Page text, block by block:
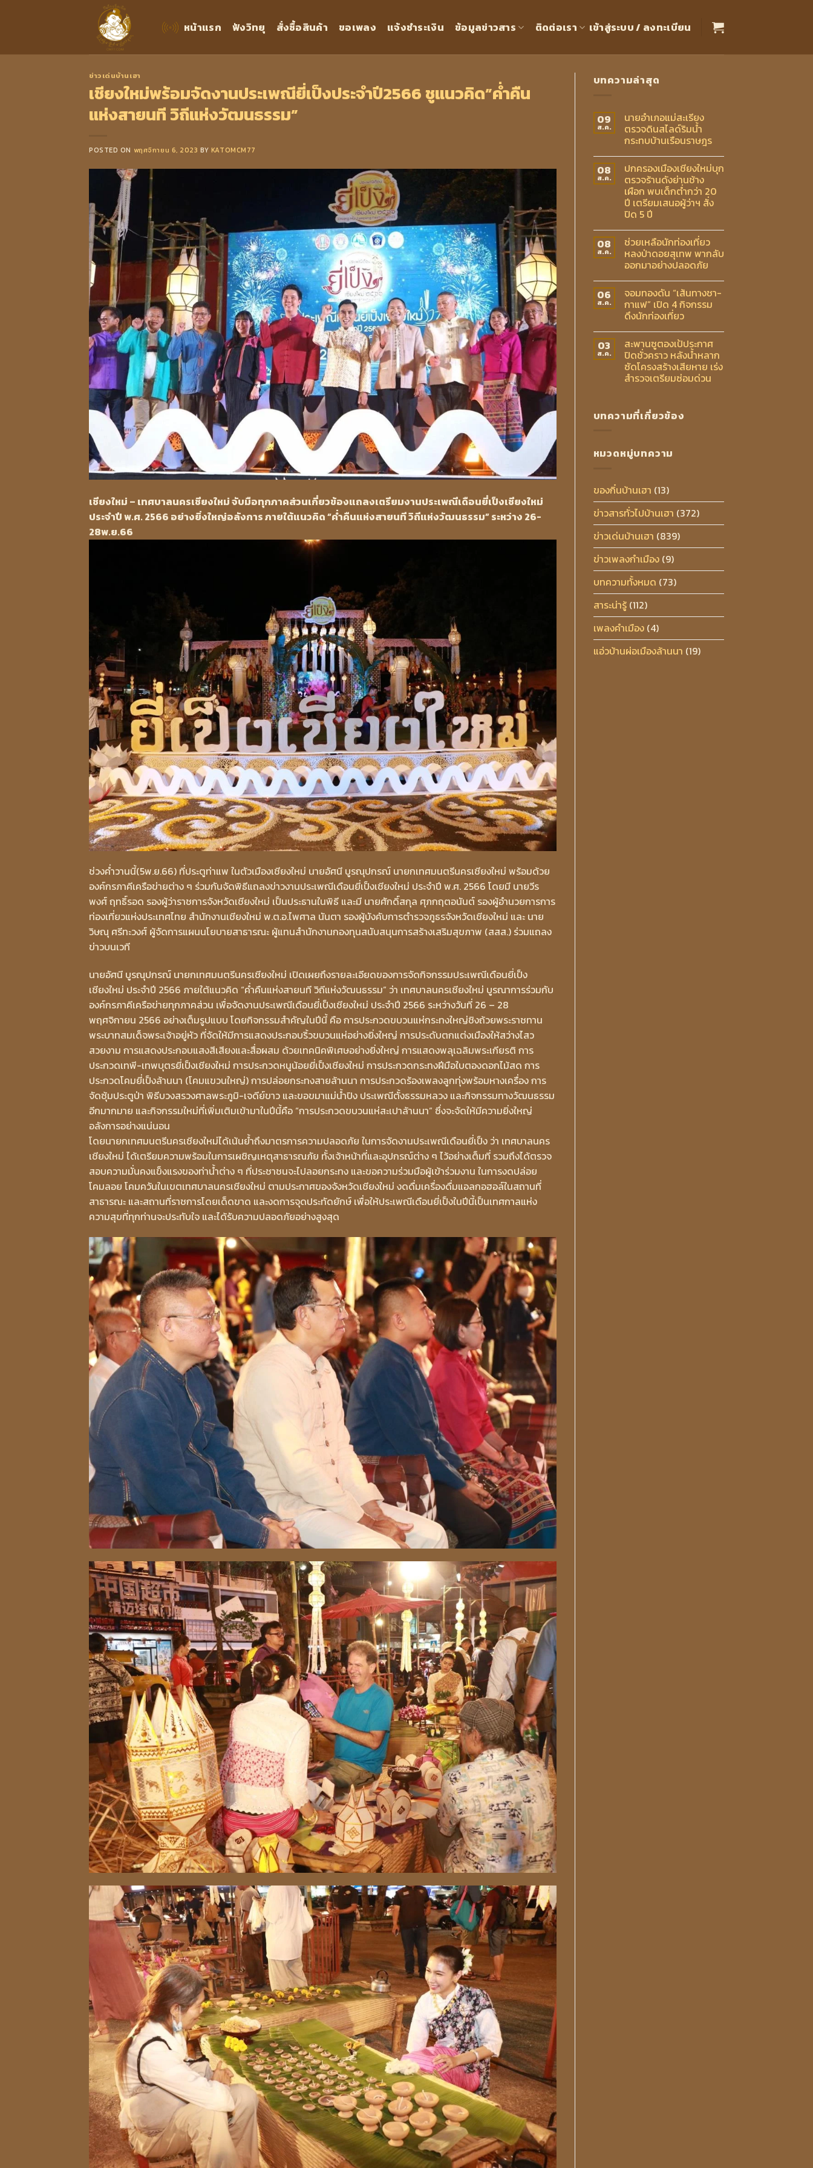
หน้าแรก ฟังวิทยุ สั่งซื้อสินค้า ขอเพลง แจ้งชำระเงิน ข้อมูลข่าวสาร ติดต่อเรา เข้าสู่ระบบ / ลงทะเบียน
ข่าวเด่นบ้านเฮา
เชียงใหม่พร้อมจัดงานประเพณียี่เป็งประจำปี2566 ชูแนวคิด”ค่ำคืน
แห่งสายนที วิถีแห่งวัฒนธรรม”
POSTED ON พฤศจิกายน 6, 2023 BY KATOMCM77
เชียงใหม่ – เทศบาลนครเชียงใหม่ จับมือทุกภาคส่วนเกี่ยวข้องแถลงเตรียมงานประเพณีเดือนยี่เป็งเชียงใหม่
ประจําปี พ.ศ. 2566 อย่างยิ่งใหญ่อลังการ ภายใต้แนวคิด “ค่ำคืนแห่งสายนที วิถีแห่งวัฒนธรรม” ระหว่าง 26-
28พ.ย.66
ช่วงค่ำวานนี้(5พ.ย.66) ที่ประตูท่าแพ ในตัวเมืองเชียงใหม่ นายอัศนี บูรณุปกรณ์ นายกเทศมนตรีนครเชียงใหม่ พร้อมด้วย
องค์กรภาคีเครือข่ายต่าง ๆ ร่วมกันจัดพิธีแถลงข่าวงานประเพณีเดือนยี่เป็งเชียงใหม่ ประจําปี พ.ศ. 2566 โดยมี นายวีร
พงศ์ ฤทธิ์รอด รองผู้ว่าราชการจังหวัดเชียงใหม่ เป็นประธานในพิธี และมี นายศักดิ์สกุล ศุภกฤตอนันต์ รองผู้อำนวยการการ
ท่องเที่ยวแห่งประเทศไทย สำนักงานเชียงใหม่ พ.ต.อ.ไพศาล นันตา รองผู้บังคับการตำรวจภูธรจังหวัดเชียงใหม่ และ นาย
วิษณุ ศรีทะวงศ์ ผู้จัดการแผนนโยบายสาธารณะ ผู้แทนสำนักงานกองทุนสนับสนุนการสร้างเสริมสุขภาพ (สสส.) ร่วมแถลง
ข่าวบนเวที
นายอัศนี บูรณุปกรณ์ นายกเทศมนตรีนครเชียงใหม่ เปิดเผยถึงรายละเอียดของการจัดกิจกรรมประเพณีเดือนยี่เป็ง
เชียงใหม่ ประจําปี 2566 ภายใต้แนวคิด “ค่ำคืนแห่งสายนที วิถีแห่งวัฒนธรรม” ว่า เทศบาลนครเชียงใหม่ บูรณาการร่วมกับ
องค์กรภาคีเครือข่ายทุกภาคส่วน เพื่อจัดงานประเพณีเดือนยี่เป็งเชียงใหม่ ประจําปี 2566 ระหว่างวันที่ 26 – 28
พฤศจิกายน 2566 อย่างเต็มรูปแบบ โดยกิจกรรมสำคัญในปีนี้ คือ การประกวดขบวนแห่กระทงใหญ่ชิงถ้วยพระราชทาน
พระบาทสมเด็จพระเจ้าอยู่หัว ที่จัดให้มีการแสดงประกอบริ้วขบวนแห่อย่างยิ่งใหญ่ การประดับตกแต่งเมืองให้สว่างไสว
สวยงาม การแสดงประกอบแสงสีเสียงและสื่อผสม ด้วยเทคนิคพิเศษอย่างยิ่งใหญ่ การแสดงพลุเฉลิมพระเกียรติ การ
ประกวดเทพี-เทพบุตรยี่เป็งเชียงใหม่ การประกวดหนูน้อยยี่เป็งเชียงใหม่ การประกวดกระทงฝีมือใบตองดอกไม้สด การ
ประกวดโคมยี่เป็งล้านนา (โคมแขวนใหญ่) การปล่อยกระทงสายล้านนา การประกวดร้องเพลงลูกทุ่งพร้อมหางเครื่อง การ
จัดซุ้มประตูป่า พิธีบวงสรวงศาลพระภูมิ-เจดีย์ขาว และขอขมาแม่น้ำปิง ประเพณีตั้งธรรมหลวง และกิจกรรมทางวัฒนธรรม
อีกมากมาย และกิจกรรมใหม่ที่เพิ่มเติมเข้ามาในปีนี้คือ “การประกวดขบวนแห่สะเปาล้านนา” ซึ่งจะจัดให้มีความยิ่งใหญ่
อลังการอย่างแน่นอน
โดยนายกเทศมนตรีนครเชียงใหม่ได้เน้นย้ำถึงมาตรการความปลอดภัย ในการจัดงานประเพณีเดือนยี่เป็ง ว่า เทศบาลนคร
เชียงใหม่ ได้เตรียมความพร้อมในการเผชิญเหตุสาธารณภัย ทั้งเจ้าหน้าที่และอุปกรณ์ต่าง ๆ ไว้อย่างเต็มที่ รวมถึงได้ตรวจ
สอบความมั่นคงแข็งแรงของท่าน้ำต่าง ๆ ที่ประชาชนจะไปลอยกระทง และขอความร่วมมือผู้เข้าร่วมงาน ในการงดปล่อย
โคมลอย โคมควันในเขตเทศบาลนครเชียงใหม่ ตามประกาศของจังหวัดเชียงใหม่ งดดื่มเครื่องดื่มแอลกอฮอล์ในสถานที่
สาธารณะ และสถานที่ราชการโดยเด็ดขาด และงดการจุดประทัดยักษ์ เพื่อให้ประเพณีเดือนยี่เป็งในปีนี้เป็นเทศกาลแห่ง
ความสุขที่ทุกท่านจะประทับใจ และได้รับความปลอดภัยอย่างสูงสุด
บทความล่าสุด
09
ส.ค.
นายอำเภอแม่สะเรียง
ตรวจดินสไลด์ริมน้ำ
กระทบบ้านเรือนราษฎร
08
ส.ค.
ปกครองเมืองเชียงใหม่บุก
ตรวจร้านดังย่านช้าง
เผือก พบเด็กต่ำกว่า 20
ปี เตรียมเสนอผู้ว่าฯ สั่ง
ปิด 5 ปี
08
ส.ค.
ช่วยเหลือนักท่องเที่ยว
หลงป่าดอยสุเทพ พากลับ
ออกมาอย่างปลอดภัย
06
ส.ค.
จอมทองดัน “เส้นทางชา-
กาแฟ” เปิด 4 กิจกรรม
ดึงนักท่องเที่ยว
03
ส.ค.
สะพานซูตองเป้ประกาศ
ปิดชั่วคราว หลังน้ำหลาก
ซัดโครงสร้างเสียหาย เร่ง
สำรวจเตรียมซ่อมด่วน
บทความที่เกี่ยวข้อง
หมวดหมู่บทความ
ของกิ๋นบ้านเฮา (13)
ข่าวสารทั่วไปบ้านเฮา (372)
ข่าวเด่นบ้านเฮา (839)
ข่าวเพลงกำเมือง(9)
บทความทั้งหมด (73)
สาระน่ารู้(112)
เพลงคำเมือง(4)
แอ่วบ้านผ่อเมืองล้านนา (19)